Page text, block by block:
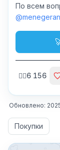
По всем
🙍‍♂️6 156
Обновлено:
Покупки